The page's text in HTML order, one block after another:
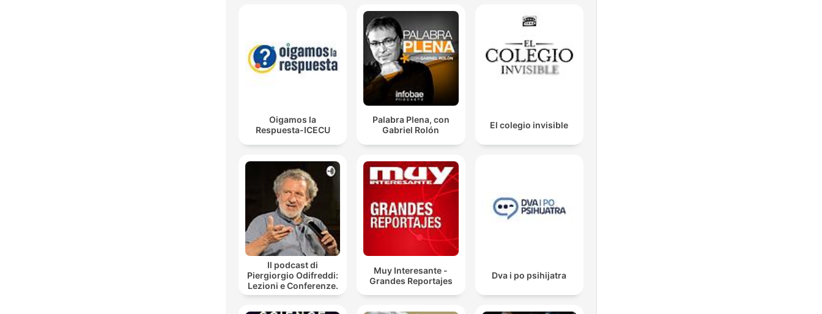
Oigamos la
Respuesta-ICECU
Palabra Plena, con
Gabriel Rolón
El colegio invisible
Il podcast di
Piergiorgio Odifreddi:
Lezioni e Conferenze.
Muy Interesante -
Grandes Reportajes
Dva i po psihijatra